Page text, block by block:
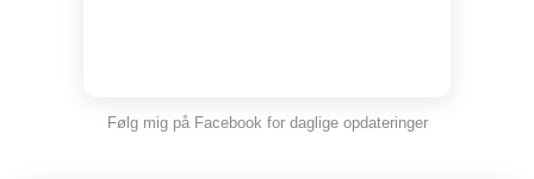
Følg mig på Facebook for daglige opdateringer